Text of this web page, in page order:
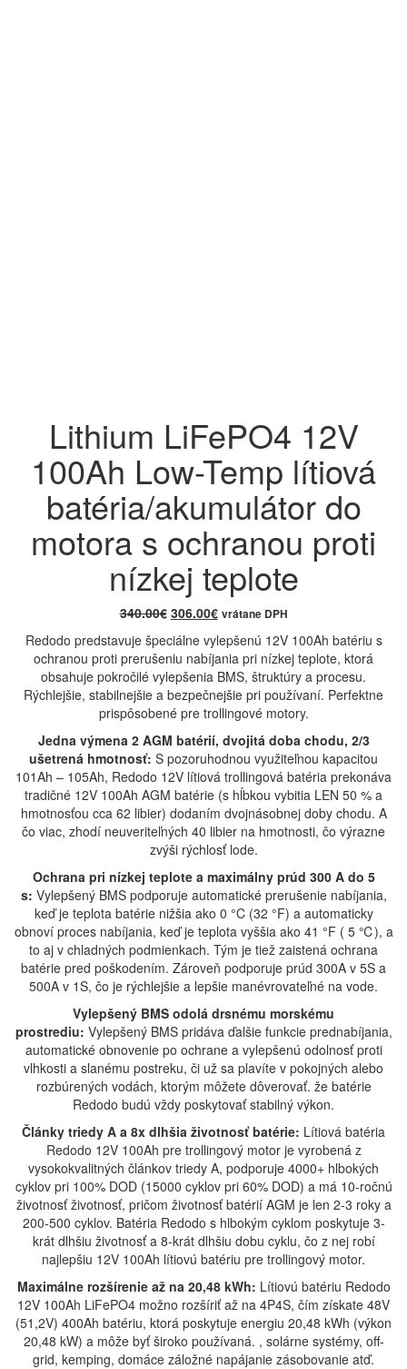
Lithium LiFePO4 12V
100Ah Low-Temp lítiová
batéria/akumulátor do
motora s ochranou proti
nízkej teplote
340.00€ 306.00€ vrátane DPH
Redodo predstavuje špeciálne vylepšenú 12V 100Ah batériu s
ochranou proti prerušeniu nabíjania pri nízkej teplote, ktorá
obsahuje pokročilé vylepšenia BMS, štruktúry a procesu.
Rýchlejšie, stabilnejšie a bezpečnejšie pri používaní. Perfektne
prispôsobené pre trollingové motory.
Jedna výmena 2 AGM batérií, dvojitá doba chodu, 2/3
ušetrená hmotnosť: S pozoruhodnou využiteľnou kapacitou
101Ah – 105Ah, Redodo 12V lítiová trollingová batéria prekonáva
tradičné 12V 100Ah AGM batérie (s hĺbkou vybitia LEN 50 % a
hmotnosťou cca 62 libier) dodaním dvojnásobnej doby chodu. A
čo viac, zhodí neuveriteľných 40 libier na hmotnosti, čo výrazne
zvýši rýchlosť lode.
Ochrana pri nízkej teplote a maximálny prúd 300 A do 5
s: Vylepšený BMS podporuje automatické prerušenie nabíjania,
keď je teplota batérie nižšia ako 0 °C (32 °F) a automaticky
obnoví proces nabíjania, keď je teplota vyššia ako 41 °F ( 5 ℃), a
to aj v chladných podmienkach. Tým je tiež zaistená ochrana
batérie pred poškodením. Zároveň podporuje prúd 300A v 5S a
500A v 1S, čo je rýchlejšie a lepšie manévrovateľné na vode.
Vylepšený BMS odolá drsnému morskému
prostrediu: Vylepšený BMS pridáva ďalšie funkcie prednabíjania,
automatické obnovenie po ochrane a vylepšenú odolnosť proti
vlhkosti a slanému postreku, či už sa plavíte v pokojných alebo
rozbúrených vodách, ktorým môžete dôverovať. že batérie
Redodo budú vždy poskytovať stabilný výkon.
Články triedy A a 8x dlhšia životnosť batérie: Lítiová batéria
Redodo 12V 100Ah pre trollingový motor je vyrobená z
vysokokvalitných článkov triedy A, podporuje 4000+ hlbokých
cyklov pri 100% DOD (15000 cyklov pri 60% DOD) a má 10-ročnú
životnosť životnosť, pričom životnosť batérií AGM je len 2-3 roky a
200-500 cyklov. Batéria Redodo s hlbokým cyklom poskytuje 3-
krát dlhšiu životnosť a 8-krát dlhšiu dobu cyklu, čo z nej robí
najlepšiu 12V 100Ah lítiovú batériu pre trollingový motor.
Maximálne rozšírenie až na 20,48 kWh: Lítiovú batériu Redodo
12V 100Ah LiFePO4 možno rozšíriť až na 4P4S, čím získate 48V
(51,2V) 400Ah batériu, ktorá poskytuje energiu 20,48 kWh (výkon
20,48 kW) a môže byť široko používaná. , solárne systémy, off-
grid, kemping, domáce záložné napájanie zásobovanie atď.